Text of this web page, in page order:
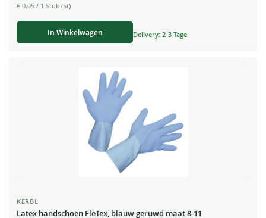
€ 0,05 / 1 Stuk (St)
In Winkelwagen Delivery: 2-3 Tage
KERBL
Latex handschoen FleTex, blauw geruwd maat 8-11